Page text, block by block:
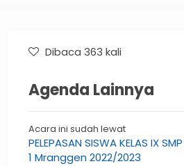
Dibaca 363 kali
Agenda Lainnya
Acara ini sudah lewat
PELEPASAN SISWA KELAS IX
1 Mranggen 2022/2023